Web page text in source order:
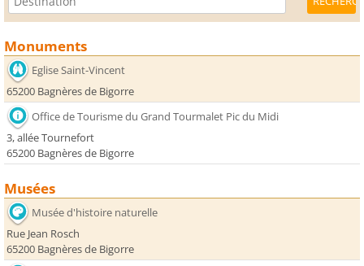
Monuments
Eglise Saint-Vincent
65200 Bagnères de Bigorre
Office de Tourisme du Grand Tourmalet Pic du Midi
3, allée Tournefort
65200 Bagnères de Bigorre
Musées
Musée d'histoire naturelle
Rue Jean Rosch
65200 Bagnères de Bigorre